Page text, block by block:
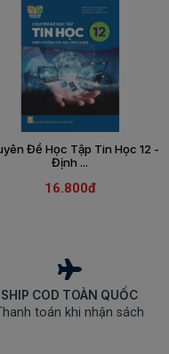
Đề Học Tập Tin Học 12 -
Định ...
16.800đ
SHIP COD TOÀN QUỐC
toán khi nhận sách